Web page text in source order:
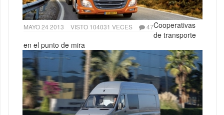
MAYO 24 2013 VISTO 104031 VECES 47Cooperativas
de transporte
en el punto de mira